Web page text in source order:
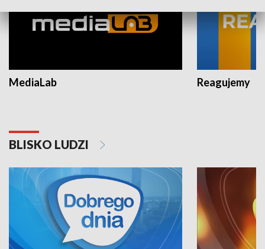
MediaLab Reagujemy
BLISKO LUDZI